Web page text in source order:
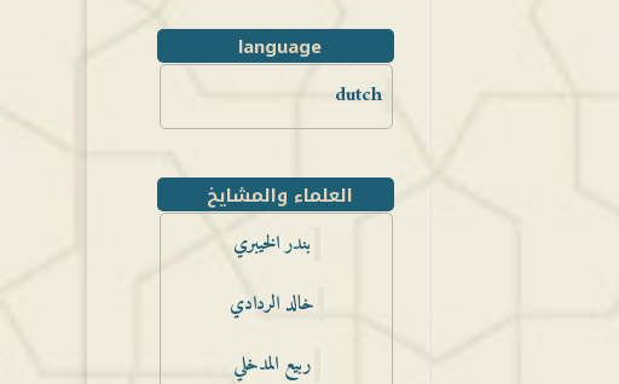
language
dutch
العلماء والمشايخ
بندر الخيبري
خالد الردادي
ربيع المدخلي